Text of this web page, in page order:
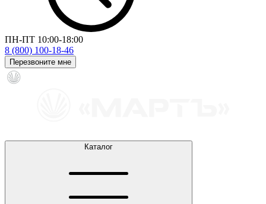
ПН-ПТ 10:00-18:00
8 (800) 100-18-46
Перезвоните мне
Каталог